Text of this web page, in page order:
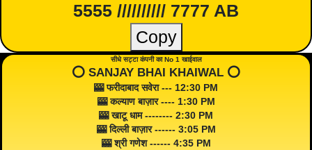
5555 ////////// 7777 AB
Copy
सीधे सट्टा कंपनी का No 1 खाईवाल
⭕️ SANJAY BHAI KHAIWAL ⭕️
🎰 फरीदाबाद सवेरा --- 12:30 PM
🎰 कल्याण बाज़ार ---- 1:30 PM
🎰 खाटू धाम -------- 2:30 PM
🎰 दिल्ली बाज़ार ------ 3:05 PM
🎰 श्री गणेश ------ 4:35 PM